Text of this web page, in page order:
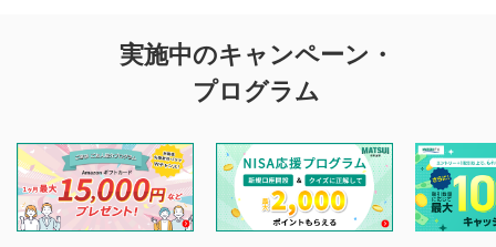
投稿に関する注意
を目的として、各動画コンテンツに、評価およびコメントの
投稿ができます。利用者は以下の注意事項をご理解のうえ、
閲覧および投稿を行うものとしてください。
他の利用者が動画を視聴される際の参考になるコメントをお
待ちしております。
実施中のキャンペーン・
プログラム